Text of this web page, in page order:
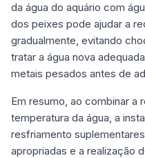
da água do aquário com
dos peixes pode ajudar a
gradualmente, evitando
tratar a água nova
metais pesados antes de
Em resumo, ao combinar a
temperatura da água, a
resfriamento
apropriadas e a realização